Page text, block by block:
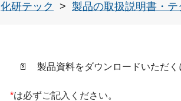
化研テック 製品の取扱説明書・
📄 製品資料をダウンロードいただく
*は必ずご記入ください。